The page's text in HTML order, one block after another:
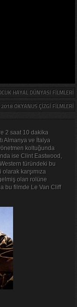
HAYAL DÜNYASI FILMLERI
OKYANUS ÇIZGI FILMLERI
2 saat 10 dakika
Almanya ve İtalya
koltuğunda
ise Clint Eastwood,
türündeki bu
karşımıza
olan rolüne
bu filmde Le Van Cliff